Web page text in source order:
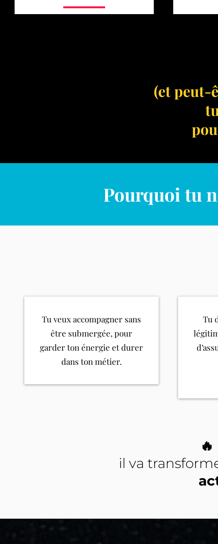
(et peut-
Pourquoi tu
Tu veux accompagner sans
être submergée, pour
garder ton énergie et durer
dans ton métier.
Tu
🔥
il va